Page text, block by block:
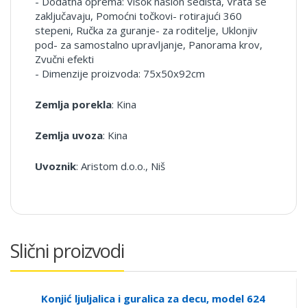
zaključavaju, Pomoćni točkovi- rotirajući 360
stepeni, Ručka za guranje- za roditelje, Uklonjiv
pod- za samostalno upravljanje, Panorama krov,
Zvučni efekti
- Dimenzije proizvoda: 75x50x92cm
Zemlja porekla: Kina
Zemlja uvoza: Kina
Uvoznik: Aristom d.o.o., Niš
Slični proizvodi
Konjić ljuljalica i guralica za decu, model 624